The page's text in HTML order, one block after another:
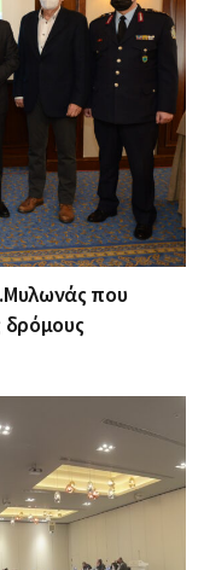
που
δρόμους